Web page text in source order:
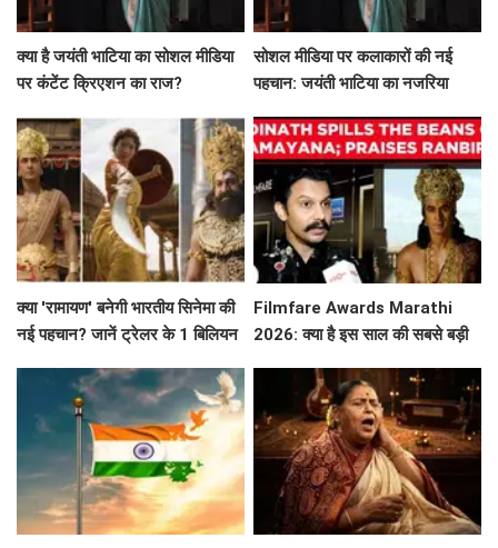
क्या है जयंती भाटिया का सोशल मीडिया
पर कंटेंट क्रिएशन का राज?
सोशल मीडिया पर कलाकारों की नई
पहचान: जयंती भाटिया का नजरिया
क्या 'रामायण' बनेगी भारतीय सिनेमा की
नई पहचान? जानें ट्रेलर के 1 बिलियन
Filmfare Awards Marathi
2026: क्या है इस साल की सबसे बड़ी